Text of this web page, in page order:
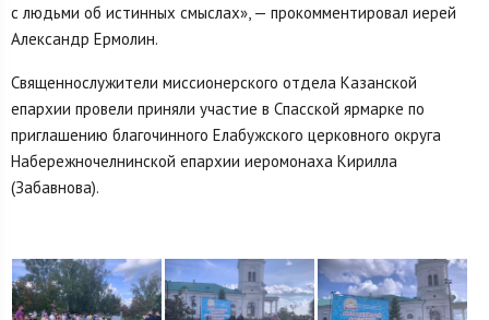
с людьми об истинных смыслах», — прокомментировал иерей
Александр Ермолин.
Священнослужители миссионерского отдела Казанской
епархии провели приняли участие в Спасской ярмарке по
приглашению благочинного Елабужского церковного округа
Набережночелнинской епархии иеромонаха Кирилла
(Забавнова).